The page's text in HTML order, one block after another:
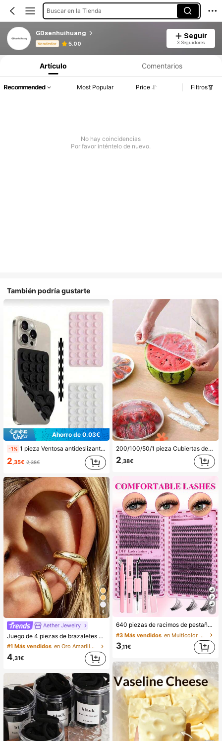
Buscar en la Tienda
GDsenhuihuang
Vendedor 5.00
Seguir
3 Seguidores
Artículo Comentarios
Recommended Most Popular Price Filtros
No hay coincidencias
Por favor inténtelo de nuevo.
También podría gustarte
Ahorro de 0,03€
-1% 1 pieza Ventosa antideslizante de silicona para teléfono, 28 piezas Ventosas de silicona (almohadillas autoadhesivas), Antipega para teléfono, Almohadilla de succión para banco de energía de teléfono (Compatible con iPhone, teléfonos Android), Regalo de cumpleaños, Soporte para teléfono para familia/amigos, Soporte para teléfono, Accesorios para teléfono
2,35€ 2,38€
4
Aether Jewelry
Juego de 4 piezas de brazaletes de oreja minimalistas con circonita cúbica - Se pueden apilar, sin necesidad de perforación, adecuado para uso diario en la oficina (Juego de 4 piezas, no 4 pares), regalo para ella
#1 Más vendidos en Oro Amarillo Pendientes De Mujer
4,31€
200/100/50/1 pieza Cubiertas desechables de película adherente para alimentos, cubiertas para cabezal de ducha, bolsas desechables multiusos, cubiertas desechables para zapatos, película adherente de cocina reforzada, cubiertas de preservación de alimentos para refrigerador doméstico, cubiertas elásticas, uso diario
2,38€
7
640 piezas de racimos de pestañas postizas de visón sintético DIY, rizo D, voluminosas y esponjosas, longitud mixta de 8-16mm, adecuadas para todos los looks de maquillaje. Pegamento, removedor y pinzas disponibles según la necesidad. Ligeras, reutilizables y rentables, adecuadas para principiantes, aplicables a varias ocasiones, hermosas
#3 Más vendidos en Multicolor Kits de pestañas postizas y adhesivo
3,11€